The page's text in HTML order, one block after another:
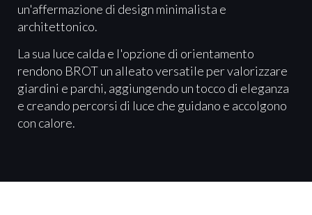
un'affermazione di design minimalista e
architettonico.
La sua luce calda e l'opzione di orientamento
rendono BROT un alleato versatile per valorizzare
giardini e parchi, aggiungendo un tocco di eleganza
e creando percorsi di luce che guidano e accolgono
con calore.